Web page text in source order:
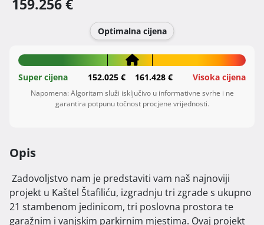
159.256 €
Optimalna cijena
Super cijena 152.025 € 161.428 € Visoka cijena
Napomena: Algoritam služi isključivo u informativne svrhe i ne
garantira potpunu točnost procjene vrijednosti.
Opis
projekt u Kaštel Štafiliću, izgradnju tri zgrade s ukupno
21 stambenom jedinicom, tri poslovna prostora te
garažnim i vanjskim parkirnim mjestima. Ovaj projekt